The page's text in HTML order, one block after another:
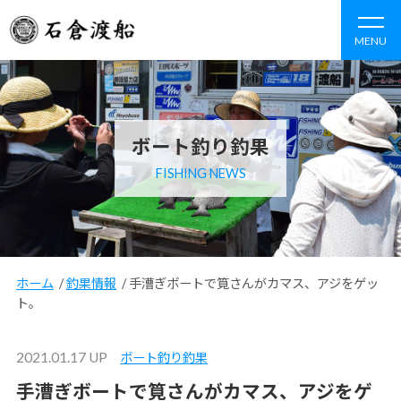
MENU
ボート釣り釣果
FISHING NEWS
ホーム /釣果情報 /手漕ぎボートで筧さんがカマス、アジをゲッ
ト。
2021.01.17 UP ボート釣り釣果
手漕ぎボートで筧さんがカマス、アジをゲ